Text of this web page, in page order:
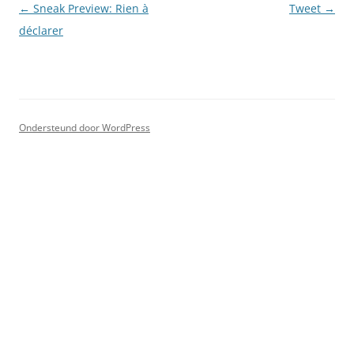
Berichtnavigatie
← Sneak Preview: Rien à
déclarer
Tweet →
Ondersteund door WordPress